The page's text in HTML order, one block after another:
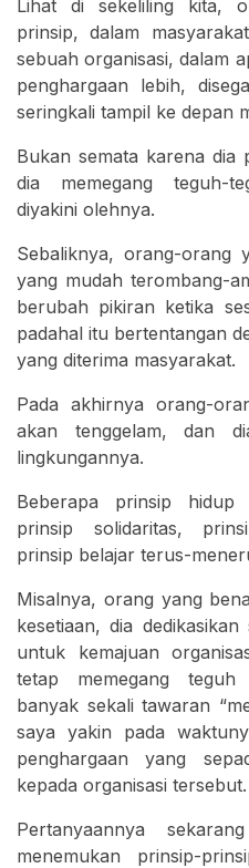
Lihat di sekeliling kita,
prinsip, dalam
sebuah organisasi, dalam
penghargaan lebih,
seringkali tampil ke depan
Bukan semata karena dia
dia memegang teguh-
diyakini olehnya.
Sebaliknya, orang-orang
yang mudah terombang-
berubah pikiran ketika
padahal itu bertentangan
yang diterima masyarakat.
Pada akhirnya orang-
akan tenggelam, dan
lingkungannya.
Beberapa prinsip hidup
prinsip solidaritas,
prinsip belajar terus-
Misalnya, orang yang
kesetiaan, dia
untuk kemajuan
tetap memegang
banyak sekali tawaran
saya yakin pada
penghargaan yang
kepada organisasi tersebut.
Pertanyaannya
menemukan prinsip-